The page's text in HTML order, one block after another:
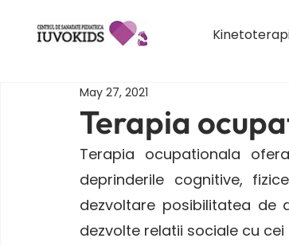
Terapia
May 27, 2021
Terapia ocupationala
deprinderile cognitive,
dezvoltare posibilitatea de
dezvolte relatii sociale cu cei